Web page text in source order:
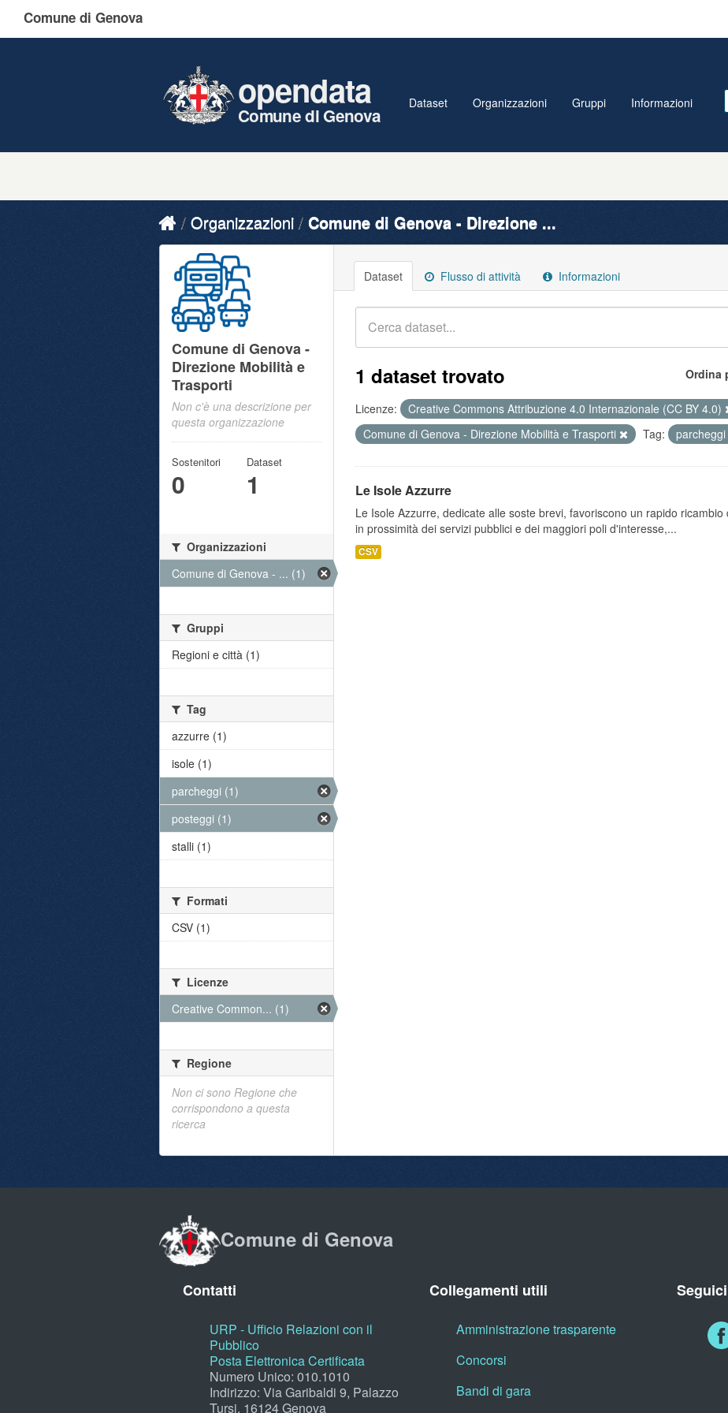
Comune di Genova
opendata
Comune di Genova
Dataset Organizzazioni Gruppi Informazioni
Organizzazioni Comune di Genova - Direzione ...
Dataset Flusso di attività Informazioni
Ordina
1 dataset trovato
Licenze: Creative Commons Attribuzione 4.0 Internazionale (CC BY 4.0)
Comune di Genova - Direzione Mobilità e Trasporti
Tag: parcheggi
Le Isole Azzurre
Le Isole Azzurre, dedicate alle soste brevi, favoriscono un rapido
in prossimità dei servizi pubblici e dei maggiori poli d'interesse,...
CSV
Comune di Genova -
Direzione Mobilità e
Trasporti
Non c'è una descrizione per
questa organizzazione
Sostenitori
0
Dataset
1
Organizzazioni
Comune di Genova - ... (1)
Gruppi
Regioni e città (1)
Tag
azzurre (1)
isole (1)
parcheggi (1)
posteggi (1)
stalli (1)
Formati
CSV (1)
Licenze
Creative Common... (1)
Regione
Non ci sono Regione che
corrispondono a questa
ricerca
Comune di Genova
Contatti
URP - Ufficio Relazioni con il
Pubblico
Posta Elettronica Certificata
Numero Unico: 010.1010
Indirizzo: Via Garibaldi 9, Palazzo
Tursi, 16124 Genova
Collegamenti utili
Amministrazione trasparente
Concorsi
Bandi di gara